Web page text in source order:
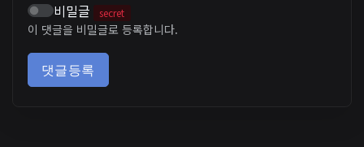
비밀글 secret
이 댓글을 비밀글로 등록합니다.
댓글등록